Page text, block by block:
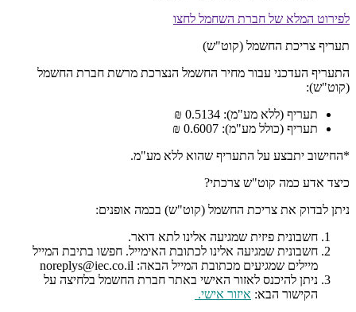
לפירוט המלא של חברת השחמל לחצו
תעריף צריכת החשמל (קוט"ש)
התעריף העדכני עבור מחיר החשמל הנצרכת מרשת חברת החשמל
(קוט"ש):
תעריף (ללא מע"מ): 0.5134 ₪
תעריף (כולל מע"מ): 0.6007 ₪
*החישוב יתבצע על התעריף שהוא ללא מע"מ.
כיצד אדע כמה קוט"ש צרכתי?
ניתן לבדוק את צריכת החשמל (קוט"ש) בכמה אופנים:
חשבונית פיזית שמגיעה אלינו לתא דואר.
חשבונית שמגיעה אלינו לכתובת האימייל. חפשו בתיבת המייל
מיילים שמגיעים מכתובת המייל הבאה: noreplys@iec.co.il
ניתן להיכנס לאזור האישי באתר חברת החשמל בלחיצה על
הקישור הבא: איזור אישי.